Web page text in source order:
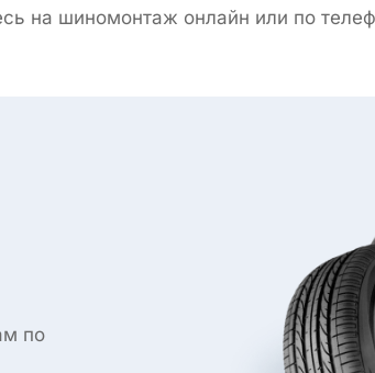
на шиномонтаж онлайн или по
по